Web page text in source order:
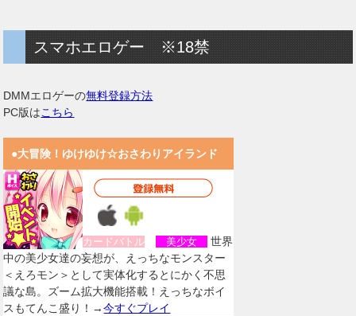
スマホエロゲー ※18禁
DMMエロゲーの無料登録方法
PC版はこちら
●大冒険！ゆけゆけ☆おさわりアイランド
カードバトル 美少女
世界
中の美少女達の妄想が、えっちなモンスター
＜えろモン＞として実体化するとにかく不思
議な島。ズーム拡大機能搭載！えっちなボイ
スもてんこ盛り！→今すぐプレイ